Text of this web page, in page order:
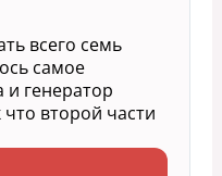
всего семь
самое
и генератор
второй части